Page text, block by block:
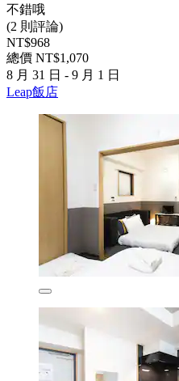
不錯哦
(2 則評論)
NT$968
總價 NT$1,070
8 月 31 日 - 9 月 1 日
Leap飯店